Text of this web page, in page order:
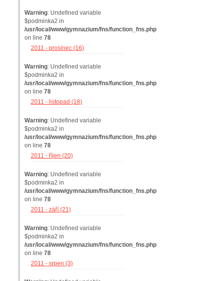
Warning: Undefined variable
$podminka2 in
/usr/local/www/gymnazium/fns/function_fns.php
on line 78
2011 - prosinec (16)
Warning: Undefined variable
$podminka2 in
/usr/local/www/gymnazium/fns/function_fns.php
on line 78
2011 - listopad (18)
Warning: Undefined variable
$podminka2 in
/usr/local/www/gymnazium/fns/function_fns.php
on line 78
2011 - říjen (20)
Warning: Undefined variable
$podminka2 in
/usr/local/www/gymnazium/fns/function_fns.php
on line 78
2011 - září (21)
Warning: Undefined variable
$podminka2 in
/usr/local/www/gymnazium/fns/function_fns.php
on line 78
2011 - srpen (3)